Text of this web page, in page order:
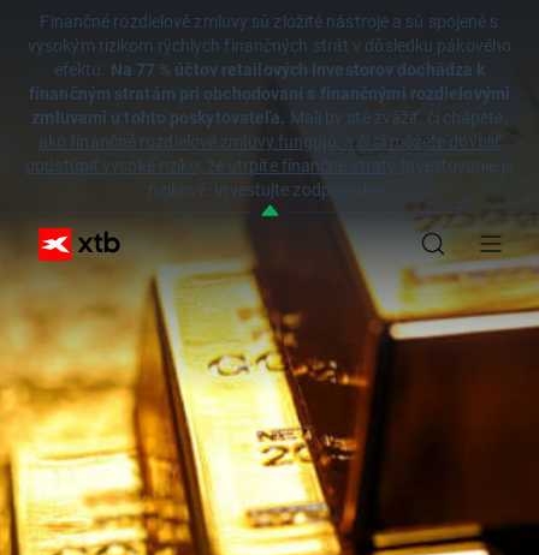
Finančné rozdielové zmluvy sú zložité nástroje a sú spojené s
vysokým rizikom rýchlych finančných strát v dôsledku pákového
efektu. Na 77 % účtov retailových investorov dochádza k
finančným stratám pri obchodovaní s finančnými rozdielovými
zmluvami u tohto poskytovateľa. Mali by ste zvážiť, či chápete,
ako finančné rozdielové zmluvy fungujú, a či si môžete dovoliť
podstúpiť vysoké riziko, že utrpíte finančné straty. Investovanie je
rizikové. Investujte zodpovedne.